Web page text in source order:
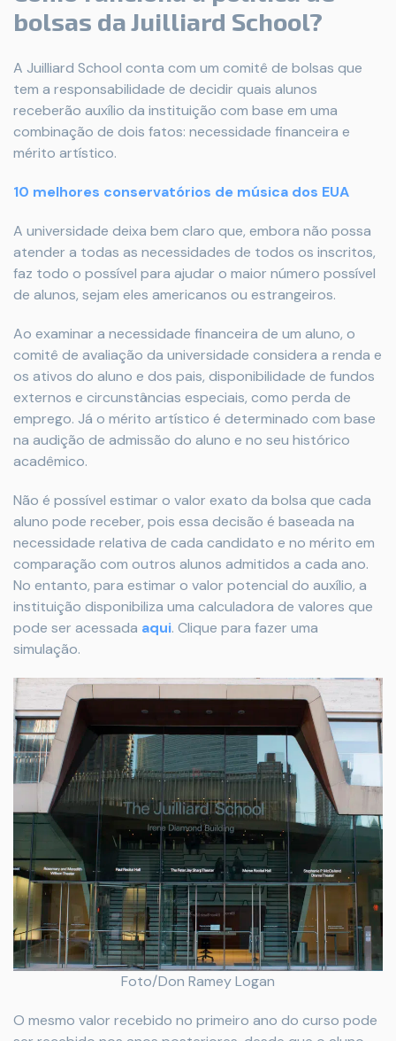
bolsas da Juilliard School?
A Juilliard School conta com um comitê de bolsas que
tem a responsabilidade de decidir quais alunos
receberão auxílio da instituição com base em uma
combinação de dois fatos: necessidade financeira e
mérito artístico.
10 melhores conservatórios de música dos EUA
A universidade deixa bem claro que, embora não possa
atender a todas as necessidades de todos os inscritos,
faz todo o possível para ajudar o maior número possível
de alunos, sejam eles americanos ou estrangeiros.
Ao examinar a necessidade financeira de um aluno, o
comitê de avaliação da universidade considera a renda e
os ativos do aluno e dos pais, disponibilidade de fundos
externos e circunstâncias especiais, como perda de
emprego. Já o mérito artístico é determinado com base
na audição de admissão do aluno e no seu histórico
acadêmico.
Não é possível estimar o valor exato da bolsa que cada
aluno pode receber, pois essa decisão é baseada na
necessidade relativa de cada candidato e no mérito em
comparação com outros alunos admitidos a cada ano.
No entanto, para estimar o valor potencial do auxílio, a
instituição disponibiliza uma calculadora de valores que
pode ser acessada aqui. Clique para fazer uma
simulação.
Foto/Don Ramey Logan
O mesmo valor recebido no primeiro ano do curso pode